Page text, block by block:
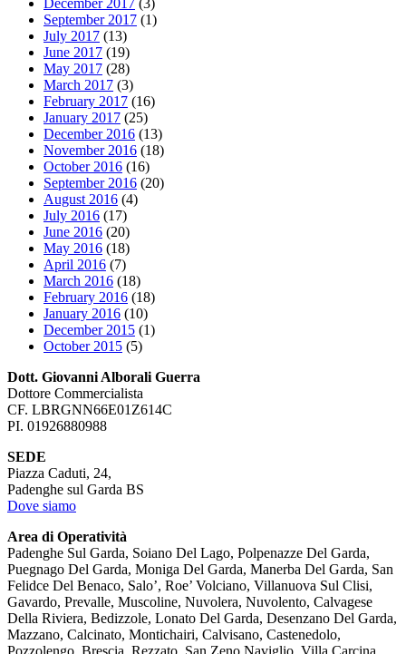
December 2017 (3)
September 2017 (1)
July 2017 (13)
June 2017 (19)
May 2017 (28)
March 2017 (3)
February 2017 (16)
January 2017 (25)
December 2016 (13)
November 2016 (18)
October 2016 (16)
September 2016 (20)
August 2016 (4)
July 2016 (17)
June 2016 (20)
May 2016 (18)
April 2016 (7)
March 2016 (18)
February 2016 (18)
January 2016 (10)
December 2015 (1)
October 2015 (5)
Dott. Giovanni Alborali Guerra
Dottore Commercialista
CF. LBRGNN66E01Z614C
PI. 01926880988
SEDE
Piazza Caduti, 24,
Padenghe sul Garda BS
Dove siamo
Area di Operatività
Padenghe Sul Garda, Soiano Del Lago, Polpenazze Del Garda,
Puegnago Del Garda, Moniga Del Garda, Manerba Del Garda, San
Felidce Del Benaco, Salo’, Roe’ Volciano, Villanuova Sul Clisi,
Gavardo, Prevalle, Muscoline, Nuvolera, Nuvolento, Calvagese
Della Riviera, Bedizzole, Lonato Del Garda, Desenzano Del Garda,
Mazzano, Calcinato, Montichairi, Calvisano, Castenedolo,
Pozzolengo, Brescia, Rezzato, San Zeno Naviglio, Villa Carcina,